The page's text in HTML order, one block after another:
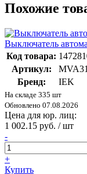
Похожие
Выключатель
Код товара:
Артикул:
Бренд:
IEK
На складе 335 шт
Обновлено 07.08.2026
Цена для юр. лиц:
1 002.15 руб. / шт
-
+
Купить